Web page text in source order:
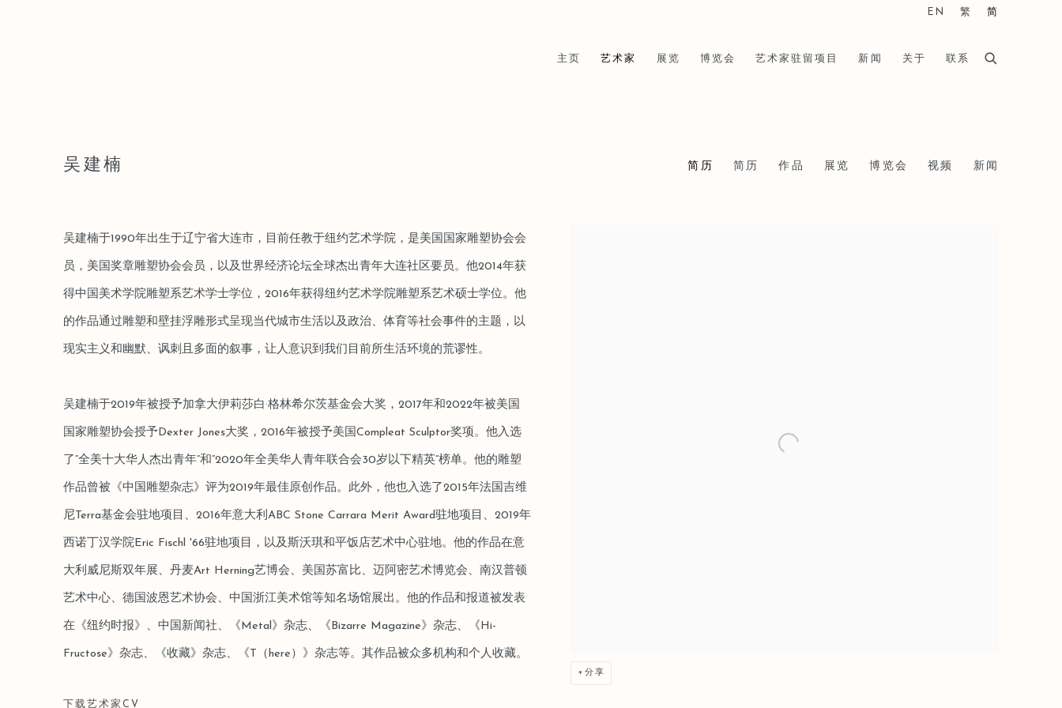
主页 艺术家 展览 博览会 艺术家驻留项目 新闻 关于 联系
EN 繁 简
吴建楠 简历 简历 作品 展览 博览会 视频 新闻
分享
吴建楠于1990年出生于辽宁省大连市，目前任教于纽约艺术学院，是美国国家雕塑协会会
员，美国奖章雕塑协会会员，以及世界经济论坛全球杰出青年大连社区要员。他2014年获
得中国美术学院雕塑系艺术学士学位，2016年获得纽约艺术学院雕塑系艺术硕士学位。他
的作品通过雕塑和壁挂浮雕形式呈现当代城市生活以及政治、体育等社会事件的主题，以
现实主义和幽默、讽刺且多面的叙事，让人意识到我们目前所生活环境的荒谬性。
吴建楠于2019年被授予加拿大伊莉莎白·格林希尔茨基金会大奖，2017年和2022年被美国
国家雕塑协会授予Dexter Jones大奖，2016年被授予美国Compleat Sculptor奖项。他入选
了“全美十大华人杰出青年”和“2020年全美华人青年联合会30岁以下精英”榜单。他的雕塑
作品曾被《中国雕塑杂志》评为2019年最佳原创作品。此外，他也入选了2015年法国吉维
尼Terra基金会驻地项目、2016年意大利ABC Stone Carrara Merit Award驻地项目、2019年
西诺丁汉学院Eric Fischl '66驻地项目，以及斯沃琪和平饭店艺术中心驻地。他的作品在意
大利威尼斯双年展、丹麦Art Herning艺博会、美国苏富比、迈阿密艺术博览会、南汉普顿
艺术中心、德国波恩艺术协会、中国浙江美术馆等知名场馆展出。他的作品和报道被发表
在《纽约时报》、中国新闻社、《Metal》杂志、《Bizarre Magazine》杂志、《Hi-
Fructose》杂志、《收藏》杂志、《T（here）》杂志等。其作品被众多机构和个人收藏。
下载艺术家CV